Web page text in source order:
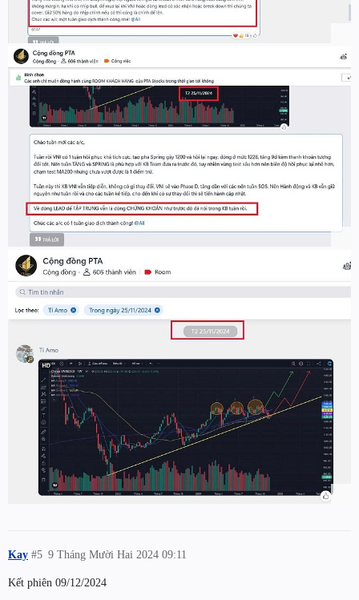
Kay 9 Tháng Mười Hai 2024 09:11
#5
Kết phiên 09/12/2024